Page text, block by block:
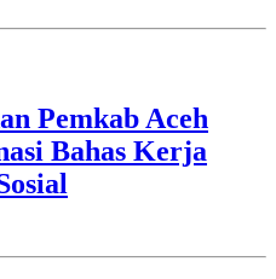
Pemkab Aceh
Bahas Kerja